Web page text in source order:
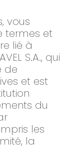
vous
termes et
lié à
S.A., qui
de
et est
du
les
la